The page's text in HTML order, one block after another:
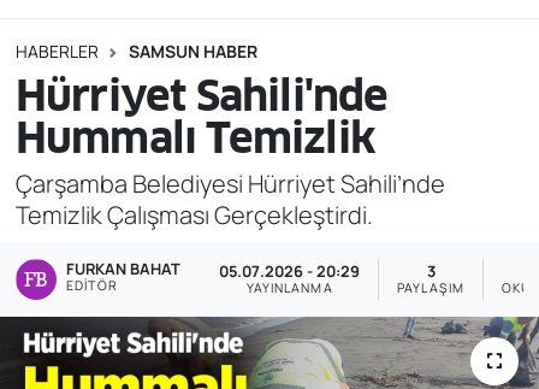
HABERLER SAMSUN HABER
Hürriyet Sahili'nde
Hummalı Temizlik
Çarşamba Belediyesi Hürriyet Sahili’nde
Temizlik Çalışması Gerçekleştirdi.
FURKAN BAHAT
EDITÖR
05.07.2026 - 20:29
YAYINLANMA
3
PAYLAŞIM
Sağlık
Asayiş
Bilim ve Teknoloji
Bölge
Dünya
Ekonomi
Süper Lig Puan Durumu ve Fikstür
Tüm Manşetler
Son Dakika Haberleri
Haber Arşivi